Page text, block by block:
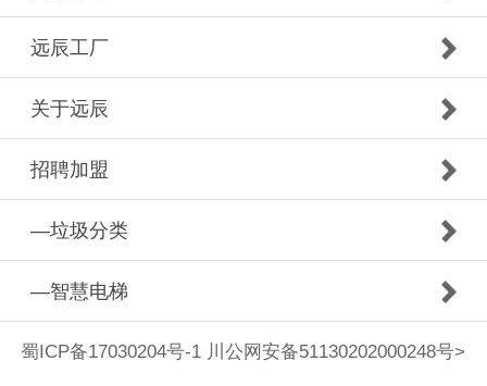
远辰工厂
关于远辰
招聘加盟
—垃圾分类
—智慧电梯
蜀ICP备17030204号-1 川公网安备51130202000248号>